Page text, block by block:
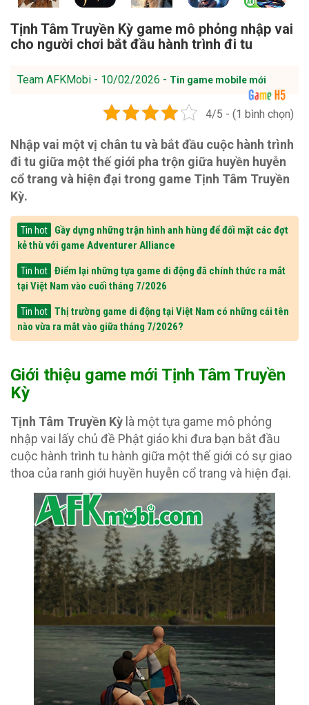
Tịnh Tâm Truyền Kỳ game mô phỏng nhập vai
cho người chơi bắt đầu hành trình đi tu
Team AFKMobi - 10/02/2026 - Tin game mobile mới
4/5 - (1 bình chọn)
Nhập vai một vị chân tu và bắt đầu cuộc hành trình
đi tu giữa một thế giới pha trộn giữa huyền huyễn
cổ trang và hiện đại trong game Tịnh Tâm Truyền
Kỳ.
Tin hot
Gầy dựng những trận hình anh hùng để đối mặt các đợt
kẻ thù với game Adventurer Alliance
Tin hot
Điểm lại những tựa game di động đã chính thức ra mắt
tại Việt Nam vào cuối tháng 7/2026
Tin hot
Thị trường game di động tại Việt Nam có những cái tên
nào vừa ra mắt vào giữa tháng 7/2026?
Giới thiệu game mới Tịnh Tâm Truyền
Kỳ
Tịnh Tâm Truyền Kỳ là một tựa game mô phỏng
nhập vai lấy chủ đề Phật giáo khi đưa bạn bắt đầu
cuộc hành trình tu hành giữa một thế giới có sự giao
thoa của ranh giới huyền huyễn cổ trang và hiện đại.